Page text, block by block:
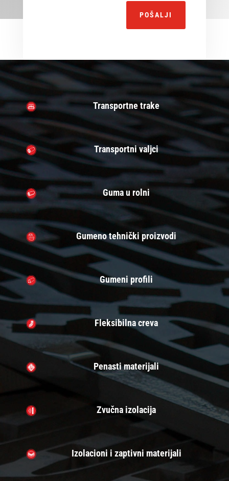
POŠALJI
Transportne trake
Transportni valjci
Guma u rolni
Gumeno tehnički proizvodi
Gumeni profili
Fleksibilna creva
Penasti materijali
Zvučna izolacija
Izolacioni i zaptivni materijali